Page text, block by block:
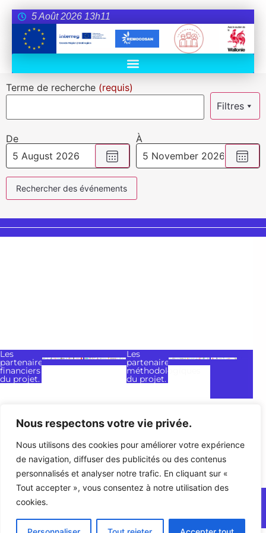
Nous respectons votre vie privée.
Nous utilisons des cookies pour améliorer votre expérience
de navigation, diffuser des publicités ou des contenus
personnalisés et analyser notre trafic. En cliquant sur «
Tout accepter », vous consentez à notre utilisation des
cookies.
5 Août 2026 13h11
Terme de recherche (requis)
Filtres
De
Vyberte datum , Date sélectionnée est
À
Les
partenaires
financiers
du projet.
Les
partenaires
méthodologiques
du projet.
Donnez
mon
avis
Mentions légales
Politique de confidentialité
Contact
Deutsch